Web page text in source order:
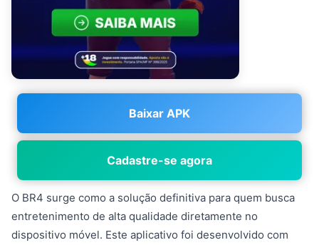
Baixar APK
Cadastre-se agora
O BR4 surge como a solução definitiva para quem busca
entretenimento de alta qualidade diretamente no
dispositivo móvel. Este aplicativo foi desenvolvido com